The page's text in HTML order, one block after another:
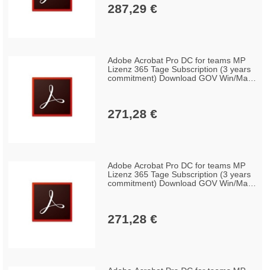
287,29 €
Adobe Acrobat Pro DC for teams MP
Lizenz 365 Tage Subscription (3 years
commitment) Download GOV Win/Mac,
271,28 €
Adobe Acrobat Pro DC for teams MP
Lizenz 365 Tage Subscription (3 years
commitment) Download GOV Win/Mac,
271,28 €